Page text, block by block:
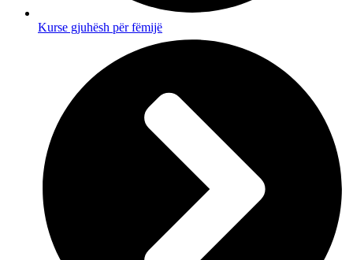
Kurse gjuhësh për fëmijë